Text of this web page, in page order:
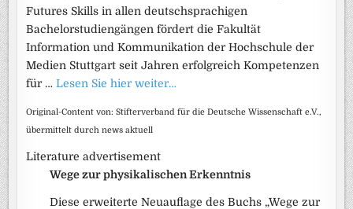
Futures Skills in allen deutschsprachigen
Bachelorstudiengängen fördert die Fakultät
Information und Kommunikation der Hochschule der
Medien Stuttgart seit Jahren erfolgreich Kompetenzen
für …Lesen Sie hier weiter…
Original-Content von: Stifterverband für die Deutsche Wissenschaft e.V.,
übermittelt durch news aktuell
Literature advertisement
Wege zur physikalischen Erkenntnis
Diese erweiterte Neuauflage des Buchs „Wege zur